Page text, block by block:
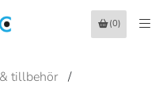
(0)
tillbehör /